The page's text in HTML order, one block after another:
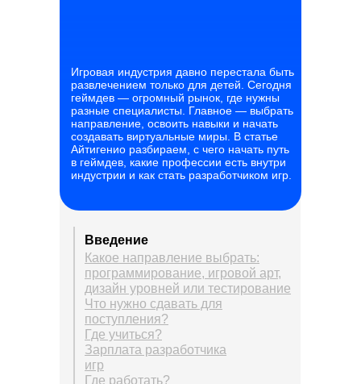
Игровая индустрия давно перестала быть
развлечением только для детей. Сегодня
геймдев — огромный рынок, где нужны
разные специалисты. Главное — выбрать
направление, освоить навыки и начать
создавать виртуальные миры. В статье
Айтигенио разбираем, с чего начать путь
в геймдев, какие профессии есть внутри
индустрии и как стать разработчиком игр.
Введение
Какое направление выбрать:
программирование, игровой арт,
дизайн уровней или тестирование
Что нужно сдавать для
поступления?
Где учиться?
Зарплата разработчика
игр
Где работать?